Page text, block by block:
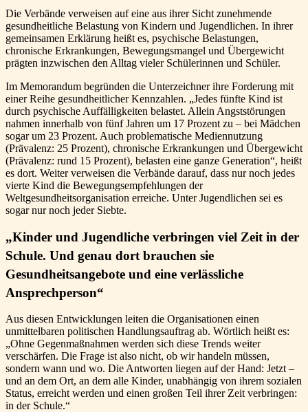
Die Verbände verweisen auf eine aus ihrer Sicht zunehmende
gesundheitliche Belastung von Kindern und Jugendlichen. In ihrer
gemeinsamen Erklärung heißt es, psychische Belastungen,
chronische Erkrankungen, Bewegungsmangel und Übergewicht
prägten inzwischen den Alltag vieler Schülerinnen und Schüler.
Im Memorandum begründen die Unterzeichner ihre Forderung mit
einer Reihe gesundheitlicher Kennzahlen. „Jedes fünfte Kind ist
durch psychische Auffälligkeiten belastet. Allein Angststörungen
nahmen innerhalb von fünf Jahren um 17 Prozent zu – bei Mädchen
sogar um 23 Prozent. Auch problematische Mediennutzung
(Prävalenz: 25 Prozent), chronische Erkrankungen und Übergewicht
(Prävalenz: rund 15 Prozent), belasten eine ganze Generation“, heißt
es dort. Weiter verweisen die Verbände darauf, dass nur noch jedes
vierte Kind die Bewegungsempfehlungen der
Weltgesundheitsorganisation erreiche. Unter Jugendlichen sei es
sogar nur noch jeder Siebte.
„Kinder und Jugendliche verbringen viel Zeit in der
Schule. Und genau dort brauchen sie
Gesundheitsangebote und eine verlässliche
Ansprechperson“
Aus diesen Entwicklungen leiten die Organisationen einen
unmittelbaren politischen Handlungsauftrag ab. Wörtlich heißt es:
„Ohne Gegenmaßnahmen werden sich diese Trends weiter
verschärfen. Die Frage ist also nicht, ob wir handeln müssen,
sondern wann und wo. Die Antworten liegen auf der Hand: Jetzt –
und an dem Ort, an dem alle Kinder, unabhängig von ihrem sozialen
Status, erreicht werden und einen großen Teil ihrer Zeit verbringen:
in der Schule.“